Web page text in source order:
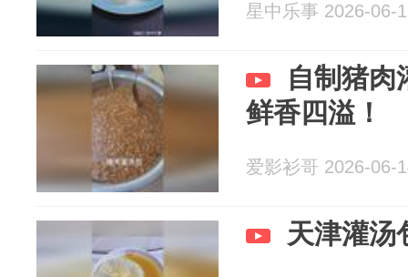
星中乐事 2026-06-
自制猪肉
鲜香四溢！
爱影衫哥 2026-06-
天津灌汤